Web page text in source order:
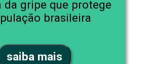
da gripe que protege
brasileira
saiba mais